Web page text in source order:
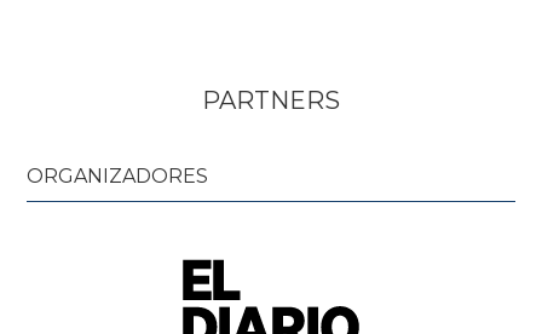
PARTNERS
ORGANIZADORES